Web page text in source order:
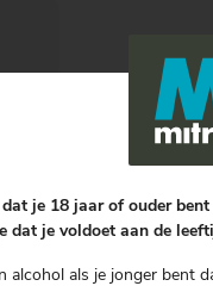
je 18 jaar of ouder
dat je voldoet aan de
alcohol als je jonger bent